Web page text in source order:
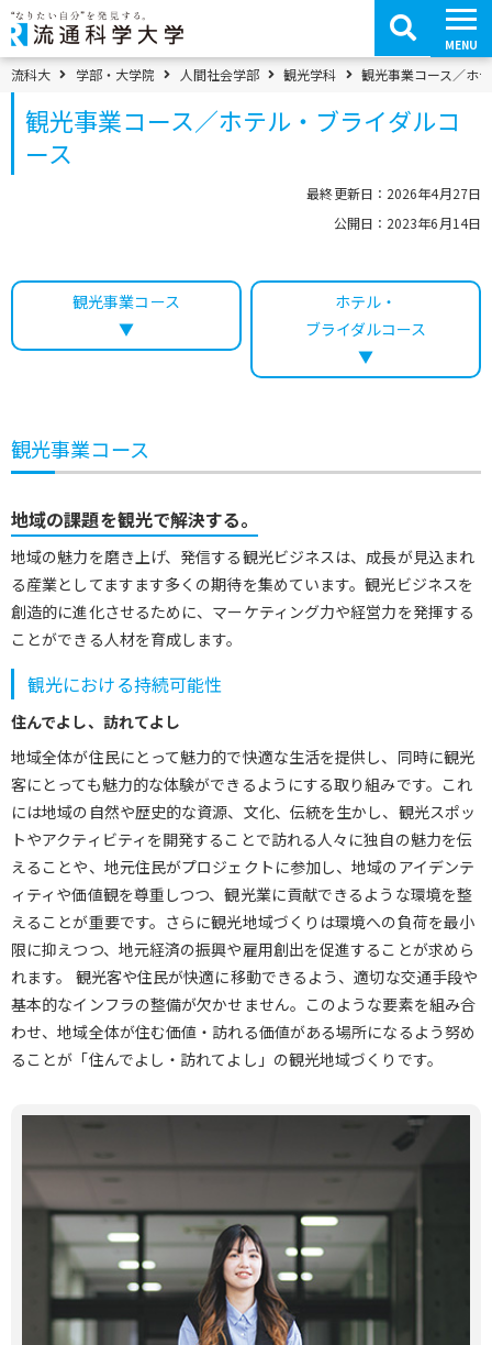
コ
ン
テ
ン
ツ
へ
移
MENU
パンくずメニュー
流科大 学部・大学院 人間社会学部 観光学科 観光事業コース／ホ
観光事業コース／ホテル・ブライダルコ
ース
最終更新日：2026年4月27日
公開日：2023年6月14日
観光事業コース
▼
ホテル・
ブライダルコース
▼
観光事業コース
地域の課題を観光で解決する。
地域の魅力を磨き上げ、発信する観光ビジネスは、成長が見込まれ
る産業としてますます多くの期待を集めています。観光ビジネスを
創造的に進化させるために、マーケティング力や経営力を発揮する
ことができる人材を育成します。
観光における持続可能性
住んでよし、訪れてよし
地域全体が住民にとって魅力的で快適な生活を提供し、同時に観光
客にとっても魅力的な体験ができるようにする取り組みです。これ
には地域の自然や歴史的な資源、文化、伝統を生かし、観光スポッ
トやアクティビティを開発することで訪れる人々に独自の魅力を伝
えることや、地元住民がプロジェクトに参加し、地域のアイデンテ
ィティや価値観を尊重しつつ、観光業に貢献できるような環境を整
えることが重要です。さらに観光地域づくりは環境への負荷を最小
限に抑えつつ、地元経済の振興や雇用創出を促進することが求めら
れます。 観光客や住民が快適に移動できるよう、適切な交通手段や
基本的なインフラの整備が欠かせません。このような要素を組み合
わせ、地域全体が住む価値・訪れる価値がある場所になるよう努め
ることが「住んでよし・訪れてよし」の観光地域づくりです。